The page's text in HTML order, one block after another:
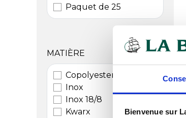
Bienvenue sur
Paquet de 25
MATIÈRE
Copolyester
Inox
Inox 18/8
Kwarx